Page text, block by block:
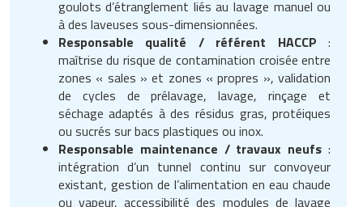
goulots d’étranglement liés au lavage manuel ou
à des laveuses sous-dimensionnées.
Responsable qualité / référent HACCP :
maîtrise du risque de contamination croisée entre
zones « sales » et zones « propres », validation
de cycles de prélavage, lavage, rinçage et
séchage adaptés à des résidus gras, protéiques
ou sucrés sur bacs plastiques ou inox.
Responsable maintenance / travaux neufs :
intégration d’un tunnel continu sur convoyeur
existant, gestion de l’alimentation en eau chaude
ou vapeur, accessibilité des modules de lavage